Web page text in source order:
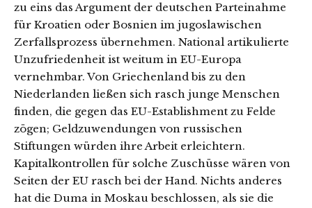
zu eins das Argument der deutschen Parteinahme
für Kroatien oder Bosnien im jugoslawischen
Zerfallsprozess übernehmen. National artikulierte
Unzufriedenheit ist weitum in EU-Europa
vernehmbar. Von Griechenland bis zu den
Niederlanden ließen sich rasch junge Menschen
finden, die gegen das EU-Establishment zu Felde
zögen; Geldzuwendungen von russischen
Stiftungen würden ihre Arbeit erleichtern.
Kapitalkontrollen für solche Zuschüsse wären von
Seiten der EU rasch bei der Hand. Nichts anderes
hat die Duma in Moskau beschlossen, als sie die